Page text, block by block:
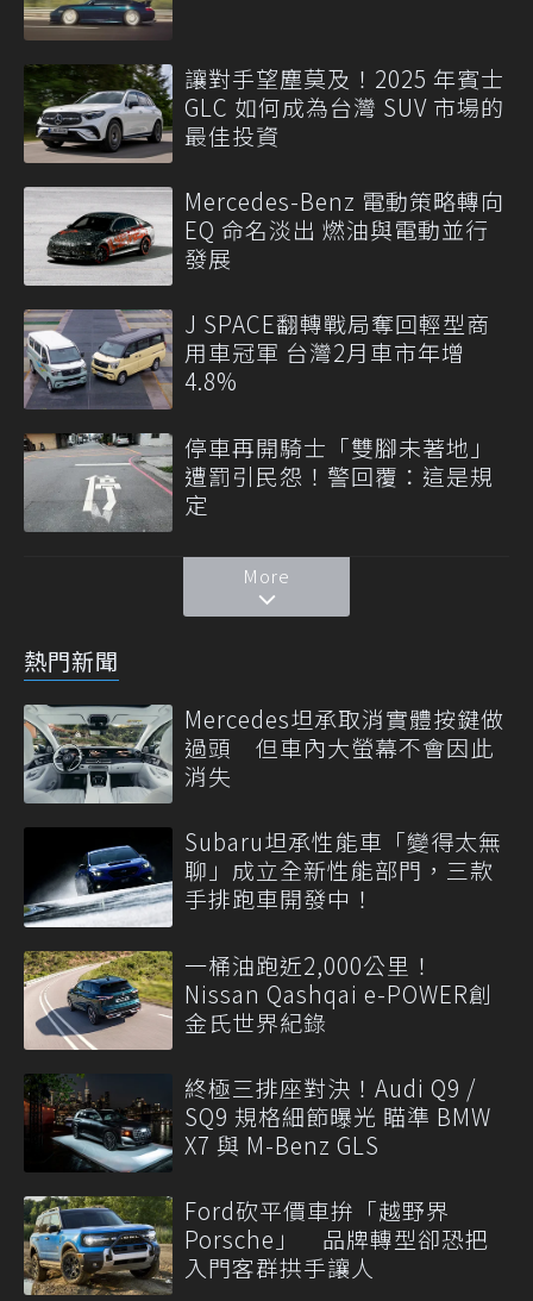
讓對手望塵莫及！2025 年賓士
GLC 如何成為台灣 SUV 市場的
最佳投資
Mercedes-Benz 電動策略轉向
EQ 命名淡出 燃油與電動並行
發展
J SPACE翻轉戰局奪回輕型商
用車冠軍 台灣2月車市年增
4.8%
停車再開騎士「雙腳未著地」
遭罰引民怨！警回覆：這是規
定
More
熱門新聞
Mercedes坦承取消實體按鍵做
過頭 但車內大螢幕不會因此
消失
Subaru坦承性能車「變得太無
聊」成立全新性能部門，三款
手排跑車開發中！
一桶油跑近2,000公里！
Nissan Qashqai e-POWER創
金氏世界紀錄
終極三排座對決！Audi Q9 /
SQ9 規格細節曝光 瞄準 BMW
X7 與 M-Benz GLS
Ford砍平價車拚「越野界
Porsche」 品牌轉型卻恐把
入門客群拱手讓人